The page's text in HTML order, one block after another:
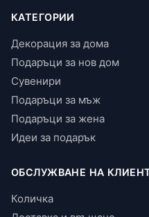
КАТЕГОРИИ
Декорация за дома
Подаръци за нов дом
Сувенири
Подаръци за мъж
Подаръци за жена
Идеи за подарък
ОБСЛУЖВАНЕ НА
Количка